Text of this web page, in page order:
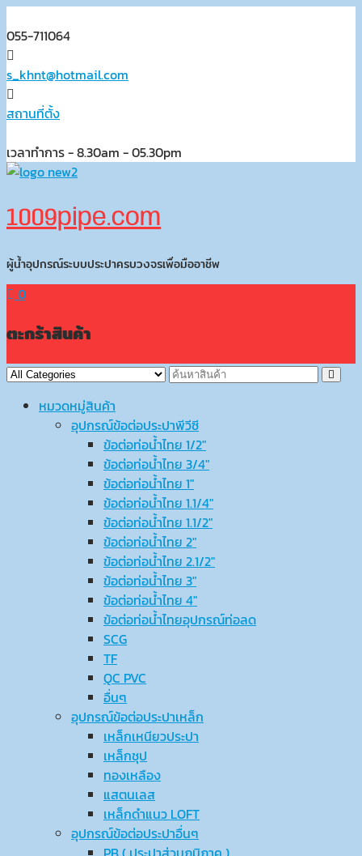
to
content
055-711064
s_khnt@hotmail.com
สถานที่ตั้ง
เวลาทำการ - 8.30am - 05.30pm
1009pipe.com
ผู้น้ำอุปกรณ์ระบบประปาครบวงจรเพื่อมืออาชีพ
0
ตะกร้าสินค้า
หมวดหมู่สินค้า
อุปกรณ์ข้อต่อประปาพีวีซี
ข้อต่อท่อน้ำไทย 1/2″
ข้อต่อท่อน้ำไทย 3/4″
ข้อต่อท่อน้ำไทย 1″
ข้อต่อท่อน้ำไทย 1.1/4″
ข้อต่อท่อน้ำไทย 1.1/2″
ข้อต่อท่อน้ำไทย 2″
ข้อต่อท่อน้ำไทย 2.1/2″
ข้อต่อท่อน้ำไทย 3″
ข้อต่อท่อน้ำไทย 4″
ข้อต่อท่อน้ำไทยอุปกรณ์ท่อลด
SCG
TF
QC PVC
อื่นๆ
อุปกรณ์ข้อต่อประปาเหล็ก
เหล็กเหนียวประปา
เหล็กชุป
ทองเหลือง
แสตนเลส
เหล็กดำแนว LOFT
อุปกรณ์ข้อต่อประปาอื่นๆ